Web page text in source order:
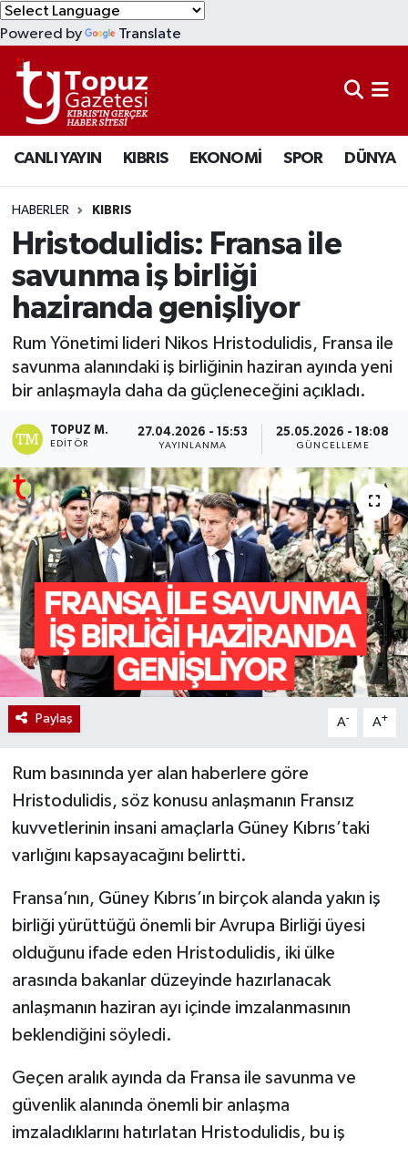
Powered by Translate
CANLI YAYIN KIBRIS EKONOMİ SPOR DÜNYA
HABERLER KIBRIS
Hristodulidis: Fransa ile
savunma iş birliği
haziranda genişliyor
Rum Yönetimi lideri Nikos Hristodulidis, Fransa ile
savunma alanındaki iş birliğinin haziran ayında yeni
bir anlaşmayla daha da güçleneceğini açıkladı.
TOPUZ M.
EDITÖR
27.04.2026 - 15:53
YAYINLANMA
25.05.2026 - 18:08
GÜNCELLEME
Paylaş A- A+
Rum basınında yer alan haberlere göre
Hristodulidis, söz konusu anlaşmanın Fransız
kuvvetlerinin insani amaçlarla Güney Kıbrıs’taki
varlığını kapsayacağını belirtti.
Fransa’nın, Güney Kıbrıs’ın birçok alanda yakın iş
birliği yürüttüğü önemli bir Avrupa Birliği üyesi
olduğunu ifade eden Hristodulidis, iki ülke
arasında bakanlar düzeyinde hazırlanacak
anlaşmanın haziran ayı içinde imzalanmasının
beklendiğini söyledi.
Geçen aralık ayında da Fransa ile savunma ve
güvenlik alanında önemli bir anlaşma
imzaladıklarını hatırlatan Hristodulidis, bu iş
KIBRIS
DÜNYA
EKONOMİ
MAGAZİN
SAĞLIK
SPOR
TEKNOLOJİ
TÜRKİYE
Lefkoşa Nöbetçi Eczaneler
Lefkoşa Hava Durumu
Lefkoşa Trafik Yoğunluk Haritası
Süper Lig Puan Durumu ve Fikstür
Tüm Manşetler
Son Dakika Haberleri
Haber Arşivi